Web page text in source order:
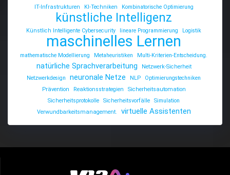
IT-Infrastrukturen
KI-Techniken Kombinatorische Optimierung
künstliche Intelligenz
Künstlich Intelligente Cybersecurity lineare Programmierung Logistik
maschinelles Lernen
mathematische Modellierung Metaheuristiken Multi-Kriterien-Entscheidung.
natürliche Sprachverarbeitung
Netzwerk-Sicherheit
Netzwerkdesign
neuronale Netze NLP
Optimierungstechniken
Prävention
Reaktionsstrategien
Sicherheitsautomation
Sicherheitsprotokolle
Sicherheitsvorfälle
Simulation
Verwundbarkeitsmanagement.
virtuelle Assistenten